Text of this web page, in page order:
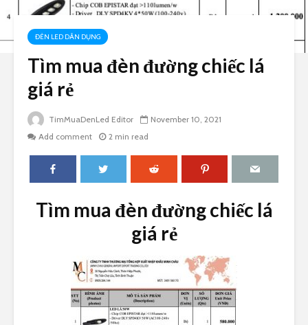
ĐÈN LED DÂN DỤNG
Tìm mua đèn đường chiếc lá
giá rẻ
TimMuaDenLed Editor
November 10, 2021
Add comment
2 min read
Tìm mua đèn đường chiếc lá
giá rẻ